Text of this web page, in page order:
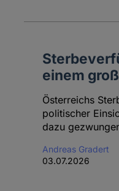
einem
Österreichs
politischer
dazu
Andreas Gradert
03.07.2026